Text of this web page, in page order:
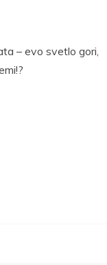
– evo svetlo gori,